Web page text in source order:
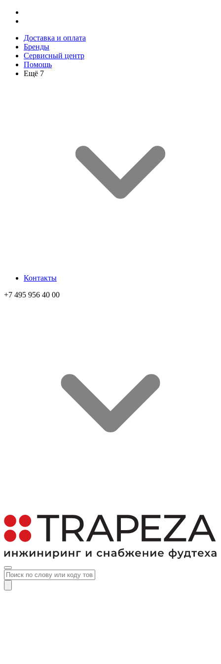
Доставка и оплата
Бренды
Сервисный центр
Помощь
Ещё 7
Контакты
+7 495 956 40 00